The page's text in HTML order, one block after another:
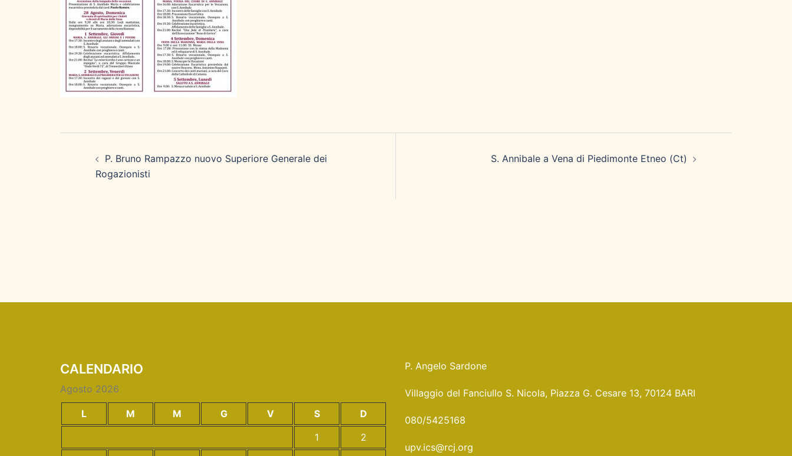
articoloP. Bruno Rampazzo nuovo Superiore Generale dei
Rogazionisti
S. Annibale a Vena di Piedimonte Etneo (Ct)
CALENDARIO
Agosto 2026
L M M G V S
D
1
2
P. Angelo Sardone
Villaggio del Fanciullo S. Nicola, Piazza G. Cesare 13, 70124 BARI
080/5425168
upv.ics@rcj.org